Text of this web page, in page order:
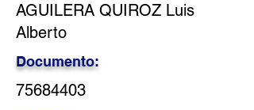
AGUILERA QUIROZ Luis
Alberto
Documento:
75684403